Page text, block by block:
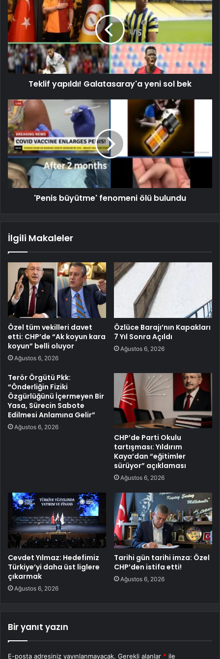
Teklif yapıldı! Galatasaray'a yeni sol bek
'Penis büyütme' fenomeni ölü bulundu
İlgili Makaleler
Özel tüm vekilleri davet
etti: CHP’de “Ak koyun kara
koyun” belli oluyor
Ağustos 6, 2026
Özlüce Barajı’nın Kapakları
7 Yıl Sonra Açıldı
Ağustos 6, 2026
Terör Örgütü Pkk:
“Önderliğin Fiziki
Özgürlüğünü İçermeyen Bir
Yasa, Sürecin Sabote
Edilmesi Anlamına Gelir”
Ağustos 6, 2026
CHP’de Parti Okulu
tartışması: Yıldırım
Kaya’dan “eğitimler
sürüyor” açıklaması
Ağustos 6, 2026
Cevdet Yılmaz: Hedefimiz
Türkiye’yi daha üst liglere
çıkarmak
Ağustos 6, 2026
Tarihi gün tarihi imza: Özel
CHP’den istifa etti!
Ağustos 6, 2026
Bir yanıt yazın
E-posta adresiniz yayınlanmayacak. Gerekli alanlar * ile